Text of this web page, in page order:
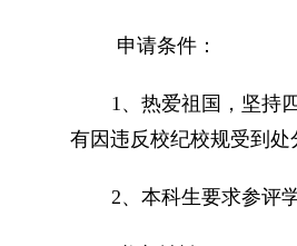
申请条件：
1、热爱祖国，坚持
有因违反校纪校规受到处
2、本科生要求参评